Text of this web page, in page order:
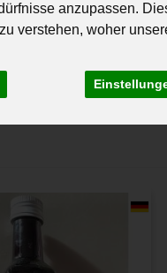
anzupassen.
verstehen, woher